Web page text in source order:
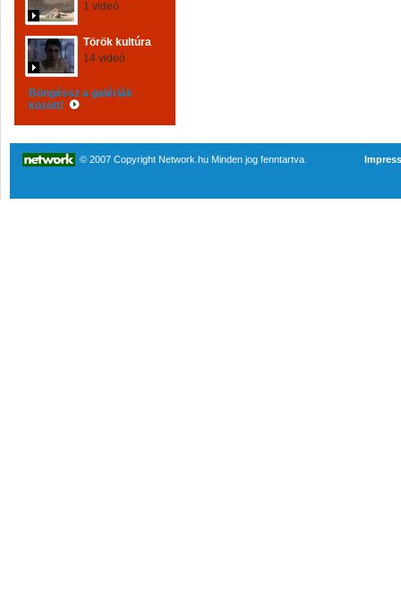
1 videó
Török kultúra
14 videó
Böngéssz a galériák
között!
© 2007 Copyright Network.hu Minden jog fenntartva.